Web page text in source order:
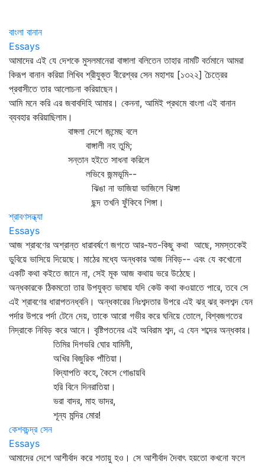
বাংলা বানান
Essays
আমাদের এই যে দেশকে মুসলমানেরা বাঙ্গালা বলিতেন তাহার নামটি বর্তমানে আমরা
কিরূপ বানান করিয়া লিখিব শ্রীযুক্ত বীরেশ্বর সেন মহাশয় [১৩২২] চৈত্রের
প্রবাসীতে তার আলোচনা করিয়াছেন।
আমি মনে করি এর জবাবদিহি আমার। কেননা, আমিই প্রথমে বাংলা এই বানান
ব্যবহার করিয়াছিলাম।
বাঙ্গলা দেশে জন্মেছ বলে
বাঙ্গালী নহ তুমি;
সন্তান হইতে সাধনা করিলে
লভিবে জন্মভূমি--
ঝিঙা না ভাজিয়া ভাজিলে ঝিঙ্গা
ছন্দ তখনি ফুঁকিবে শিঙ্গা।
শ্রাবণসন্ধ্যা
Essays
আজ শ্রাবণের অশ্রান্ত ধারাবর্ষণে জগতে আর-যত-কিছু কথা আছে, সমস্তকেই
ডুবিয়ে ভাসিয়ে দিয়েছে। মাঠের মধ্যে অন্ধকার আজ নিবিড়-- এবং যে কখোনো
একটি কথা কইতে জানে না, সেই মূক আজ কথায় ভরে উঠেছে।
অন্ধকারকে ঠিকমতো তার উপযুক্ত ভাষায় যদি কেউ কথা কওয়াতে পারে, তবে সে
এই শ্রাবণের ধারাপতনধ্বনি। অন্ধকারের নিঃশব্দতার উপরে এই ঝর্‌ ঝর্‌ কলশব্দ যেন
পর্দার উপরে পর্দা টেনে দেয়, তাকে আরো গভীর করে ঘনিয়ে তোলে, বিশ্বজগতের
নিদ্রাকে নিবিড় করে আনে। বৃষ্টিপতনের এই অবিরাম শব্দ, এ যেন শব্দের অন্ধকার।
তিমির দিগভরি ঘোর যামিনী,
অখির বিজুরিক পাঁতিয়া।
বিদ্যাপতি কহে, কৈসে গোঙায়বি
হরি বিনে দিনরাতিয়া।
ভরা বাদর, মাহ ভাদর,
শূন্য মন্দির মোর!
কেশবচন্দ্র সেন
Essays
আমাদের দেশে আশীর্বাদ করে শতায়ু হও। সে আশীর্বাদ দৈবাৎ হয়তো কখনো ফলে